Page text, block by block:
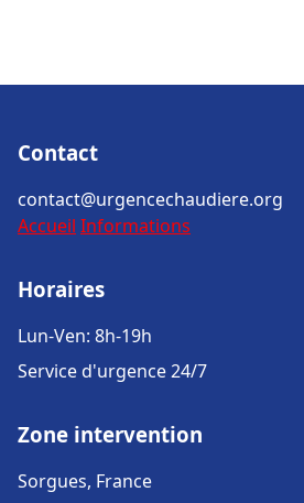
Contact
contact@urgencechaudiere.org
Accueil Informations
Horaires
Lun-Ven: 8h-19h
Service d'urgence 24/7
Zone intervention
Sorgues, France